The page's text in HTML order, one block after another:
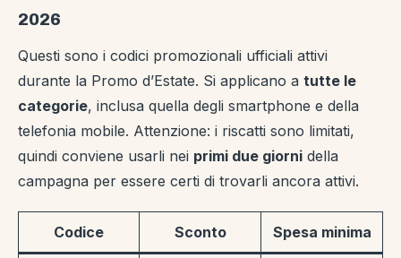
2026
Questi sono i codici promozionali ufficiali attivi
durante la Promo d’Estate. Si applicano a tutte le
categorie, inclusa quella degli smartphone e della
telefonia mobile. Attenzione: i riscatti sono limitati,
quindi conviene usarli nei primi due giorni della
campagna per essere certi di trovarli ancora attivi.
Codice Sconto Spesa minima